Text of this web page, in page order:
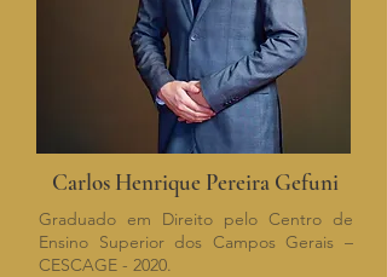
Carlos Henrique Pereira Gefuni
Graduado em Direito pelo Centro de
Ensino Superior dos Campos Gerais –
CESCAGE - 2020.